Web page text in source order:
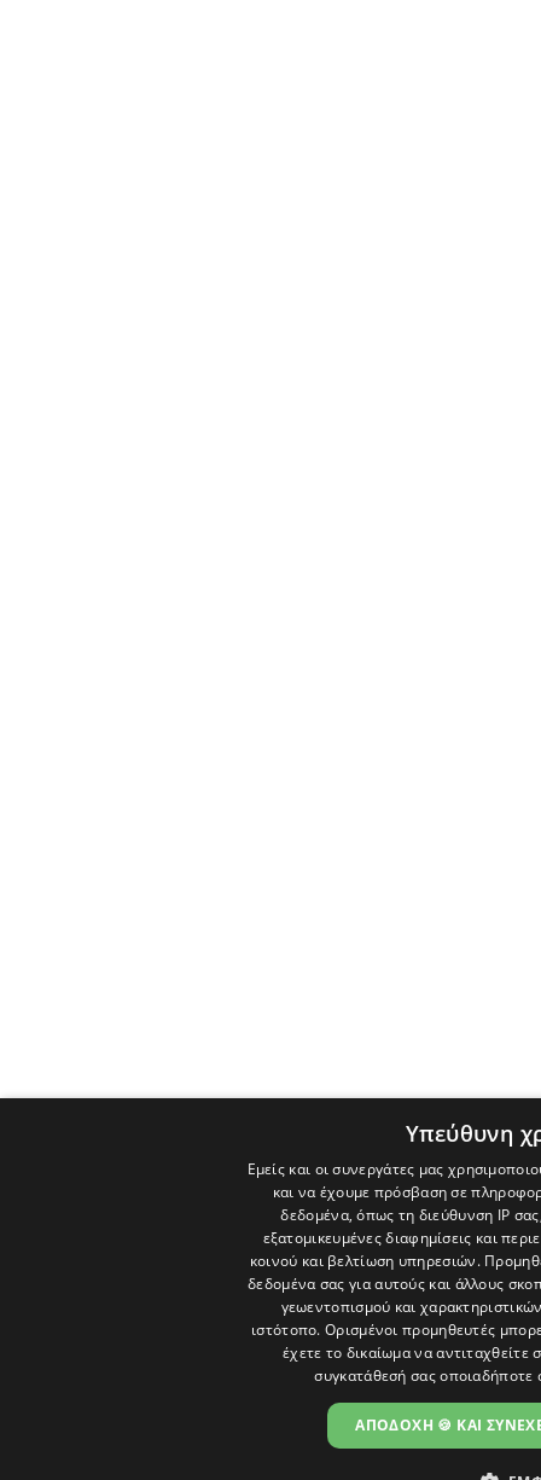
Υπεύθυνη
Εμείς και οι συνεργάτες μας
και να έχουμε πρόσβαση σε
δεδομένα, όπως τη διεύθυνση IP
εξατομικευμένες διαφημίσεις και
κοινού και βελτίωση υπηρεσιών.
δεδομένα σας για αυτούς και άλλους
γεωεντοπισμού και
ιστότοπο. Ορισμένοι προμηθευτές
έχετε το δικαίωμα να αντιταχθείτε
συγκατάθεσή σας οποιαδήποτε
ΑΠΟΔΟΧΗ 🍪 ΚΑΙ